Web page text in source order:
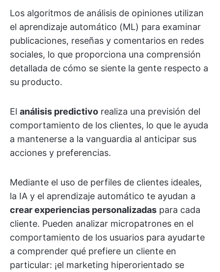
Los algoritmos de análisis de opiniones utilizan
el aprendizaje automático (ML) para examinar
publicaciones, reseñas y comentarios en redes
sociales, lo que proporciona una comprensión
detallada de cómo se siente la gente respecto a
su producto.
El análisis predictivo realiza una previsión del
comportamiento de los clientes, lo que le ayuda
a mantenerse a la vanguardia al anticipar sus
acciones y preferencias.
Mediante el uso de perfiles de clientes ideales,
la IA y el aprendizaje automático te ayudan a
crear experiencias personalizadas para cada
cliente. Pueden analizar micropatrones en el
comportamiento de los usuarios para ayudarte
a comprender qué prefiere un cliente en
particular: ¡el marketing hiperorientado se